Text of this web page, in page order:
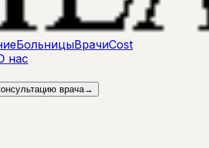
БольницыВрачиCost
нас
врача→